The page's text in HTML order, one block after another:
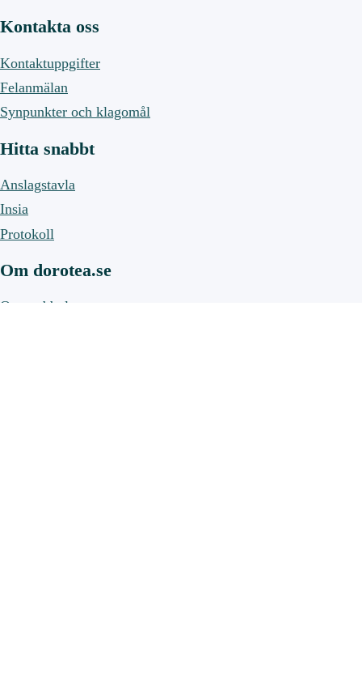
Kontakta oss
Kontaktuppgifter
Felanmälan
Synpunkter och klagomål
Hitta snabbt
Anslagstavla
Insia
Protokoll
Om dorotea.se
Om webbplatsen